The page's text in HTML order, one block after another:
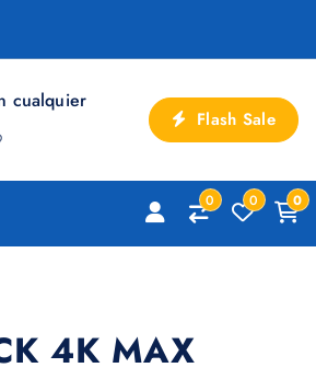
cualquier
Flash Sale
0 0 0
4K MAX